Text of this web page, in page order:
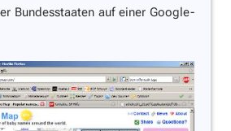
Bundesstaaten auf einer Google-